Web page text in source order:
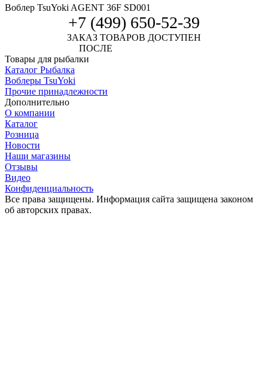
Воблер TsuYoki AGENT 36F SD001
+7 (499) 650-52-39
ЗАКАЗ ТОВАРОВ ДОСТУПЕН
ПОСЛЕ
Товары для рыбалки
Каталог Рыбалка
Воблеры TsuYoki
Прочие принадлежности
Дополнительно
О компании
Каталог
Розница
Новости
Наши магазины
Отзывы
Видео
Конфиденциальность
Все права защищены. Информация сайта защищена законом
об авторских правах.